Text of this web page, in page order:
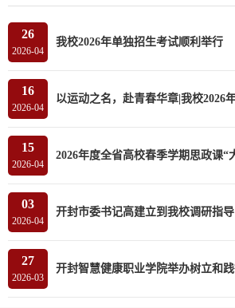
26
2026-04
我校2026年单独招生考试顺利举行
16
2026-04
15
2026-04
03
2026-04
开封市委书记高建立到我校调研指导
27
2026-03